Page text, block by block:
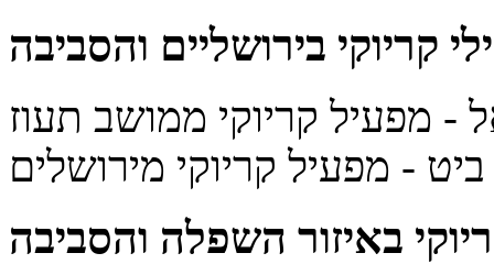
קריוקי בירושליים והסביבה
- מפעיל קריוקי ממושב תעוז
- מפעיל קריוקי מירושלים
באיזור השפלה והסביבה